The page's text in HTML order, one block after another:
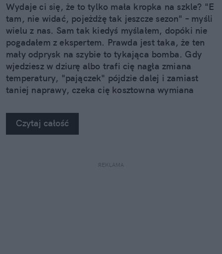
Wydaje ci się, że to tylko mała kropka na szkle? "E
tam, nie widać, pojeżdżę tak jeszcze sezon" – myśli
wielu z nas. Sam tak kiedyś myślałem, dopóki nie
pogadałem z ekspertem. Prawda jest taka, że ten
mały odprysk na szybie to tykająca bomba. Gdy
wjedziesz w dziurę albo trafi cię nagła zmiana
temperatury, "pajączek" pójdzie dalej i zamiast
taniej naprawy, czeka cię kosztowna wymiana
na własne oczy zobaczyć, jak profesjonaliści radzą
sobie z takimi uszkodzeniami.
Czytaj całość
REKLAMA